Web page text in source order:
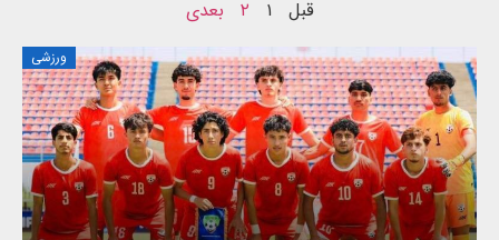
قبل ۱ ۲ بعدی
ورزشی